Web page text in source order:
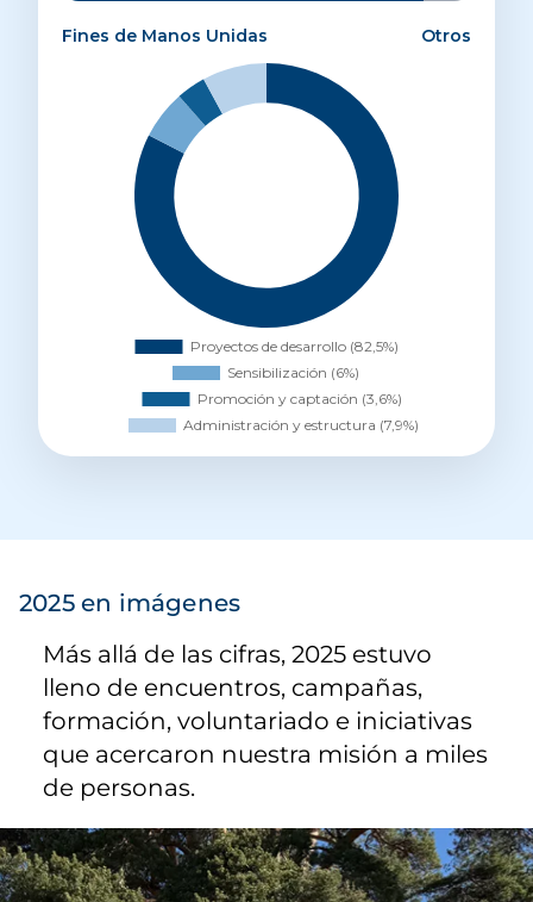
Fines de Manos Unidas Otros
Administración y estructura
2025 en imágenes
Más allá de las cifras, 2025 estuvo
lleno de encuentros, campañas,
formación, voluntariado e iniciativas
que acercaron nuestra misión a miles
de personas.